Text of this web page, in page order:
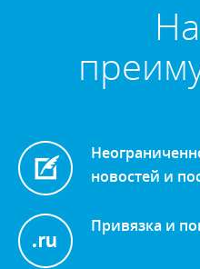
новостей и
Привязка и